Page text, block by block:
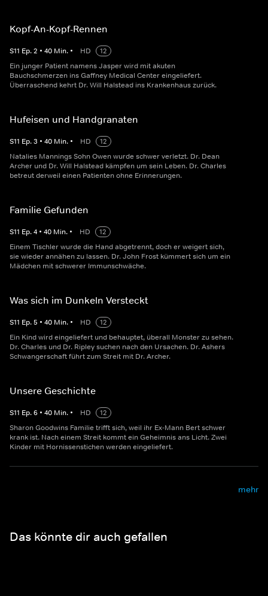
Kopf-An-Kopf-Rennen
S11 Ep.2 • 40 Min. • HD
12
Ein junger Patient namens Jasper wird mit akuten
Bauchschmerzen ins Gaffney Medical Center eingeliefert.
Überraschend kehrt Dr. Will Halstead ins Krankenhaus zurück.
Hufeisen und Handgranaten
S11 Ep.3 • 40 Min. • HD
12
Natalies Mannings Sohn Owen wurde schwer verletzt. Dr. Dean
Archer und Dr. Will Halstead kämpfen um sein Leben. Dr. Charles
betreut derweil einen Patienten ohne Erinnerungen.
Familie Gefunden
S11 Ep.4 • 40 Min. • HD
12
Einem Tischler wurde die Hand abgetrennt, doch er weigert sich,
sie wieder annähen zu lassen. Dr. John Frost kümmert sich um ein
Mädchen mit schwerer Immunschwäche.
Was sich im Dunkeln Versteckt
S11 Ep.5 • 40 Min. • HD
12
Ein Kind wird eingeliefert und behauptet, überall Monster zu sehen.
Dr. Charles und Dr. Ripley suchen nach den Ursachen. Dr. Ashers
Schwangerschaft führt zum Streit mit Dr. Archer.
Unsere Geschichte
S11 Ep.6 • 40 Min. • HD
12
Sharon Goodwins Familie trifft sich, weil ihr Ex-Mann Bert schwer
krank ist. Nach einem Streit kommt ein Geheimnis ans Licht. Zwei
Kinder mit Hornissenstichen werden eingeliefert.
mehr
Das könnte dir auch gefallen